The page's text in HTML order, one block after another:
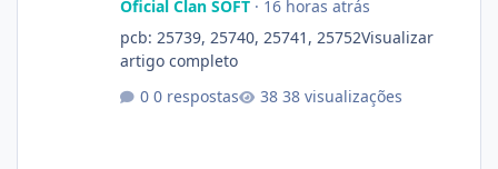
Oficial Clan SOFT· 16 horas atrás
pcb: 25739, 25740, 25741, 25752Visualizar
artigo completo
0 respostas
38 visualizações